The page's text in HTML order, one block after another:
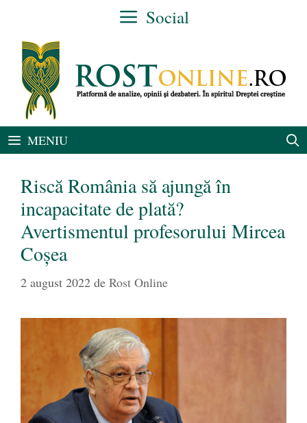
conținut
Social
MENIU
Riscă România să ajungă în
incapacitate de plată?
Avertismentul profesorului Mircea
Coșea
2 august 2022 de Rost Online